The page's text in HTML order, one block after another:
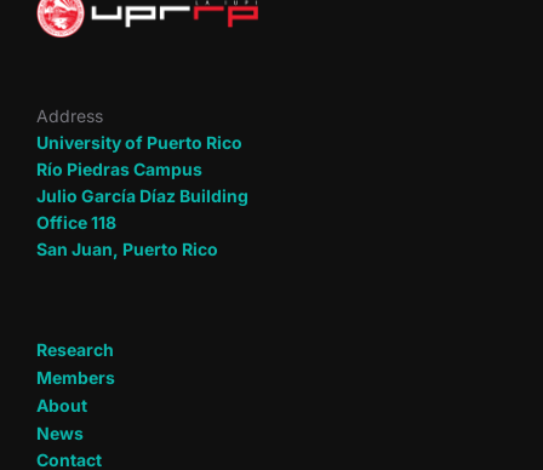
Address
University of Puerto Rico
Río Piedras Campus
Julio García Díaz Building
Office 118
San Juan, Puerto Rico
Research
Members
About
News
Contact